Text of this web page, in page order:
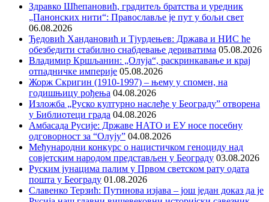
Здравко Шћепановић, градитељ братства и уредник
„Панонских нити“: Православље је пут у бољи свет
06.08.2026
Ђедовић Хандановић и Тјурдењев: Држава и НИС ће
обезбедити стабилно снабдевање дериватима 05.08.2026
Владимир Кршљанин: „Олуја“, раскринкавање и крај
отпадничке империје 05.08.2026
Жорж Скригин (1910-1997) – њему у спомен, на
годишњицу рођења 04.08.2026
Изложба „Руско културно наслеђе у Београду” отворена
у Библиотеци града 04.08.2026
Амбасада Русије: Државе НАТО и ЕУ носе посебну
одговорност за “Олују” 04.08.2026
Међународни конкурс о нацистичком геноциду над
совјетским народом представљен у Београду 03.08.2026
Руским јунацима палим у Првом светском рату одата
пошта у Београду 01.08.2026
Славенко Терзић: Путинова изјава – још један доказ да је